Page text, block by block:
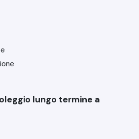
lungo termine a